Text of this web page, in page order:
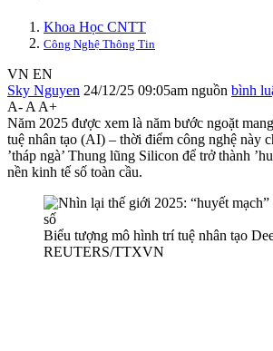
Khoa Học CNTT
Công Nghệ Thông Tin
VN EN
Sky Nguyen 24/12/25 09:05am nguồn bình
A- A A+
Năm 2025 được xem là năm bước ngoặt
tuệ nhân tạo (AI) – thời điểm công nghệ này
’tháp ngà’ Thung lũng Silicon để trở thành
nền kinh tế số toàn cầu.
Biểu tượng mô hình trí tuệ nhân tạo
REUTERS/TTXVN